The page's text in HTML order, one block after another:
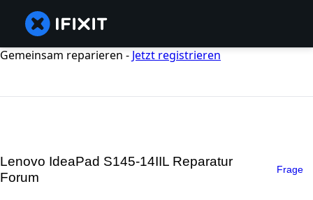
Gemeinsam reparieren - Jetzt registrieren
Lenovo IdeaPad S145-14IIL Reparatur
Forum
Frage